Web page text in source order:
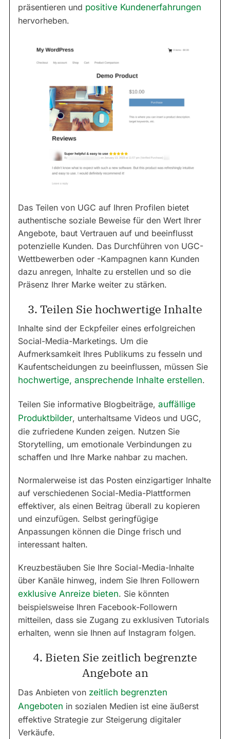
präsentieren und positive Kundenerfahrungen
hervorheben.
Das Teilen von UGC auf Ihren Profilen bietet
authentische soziale Beweise für den Wert Ihrer
Angebote, baut Vertrauen auf und beeinflusst
potenzielle Kunden. Das Durchführen von UGC-
Wettbewerben oder -Kampagnen kann Kunden
dazu anregen, Inhalte zu erstellen und so die
Präsenz Ihrer Marke weiter zu stärken.
3. Teilen Sie hochwertige Inhalte
Inhalte sind der Eckpfeiler eines erfolgreichen
Social-Media-Marketings. Um die
Aufmerksamkeit Ihres Publikums zu fesseln und
Kaufentscheidungen zu beeinflussen, müssen Sie
hochwertige, ansprechende Inhalte erstellen.
Teilen Sie informative Blogbeiträge, auffällige
Produktbilder, unterhaltsame Videos und UGC,
die zufriedene Kunden zeigen. Nutzen Sie
Storytelling, um emotionale Verbindungen zu
schaffen und Ihre Marke nahbar zu machen.
Normalerweise ist das Posten einzigartiger Inhalte
auf verschiedenen Social-Media-Plattformen
effektiver, als einen Beitrag überall zu kopieren
und einzufügen. Selbst geringfügige
Anpassungen können die Dinge frisch und
interessant halten.
Kreuzbestäuben Sie Ihre Social-Media-Inhalte
über Kanäle hinweg, indem Sie Ihren Followern
exklusive Anreize bieten. Sie könnten
beispielsweise Ihren Facebook-Followern
mitteilen, dass sie Zugang zu exklusiven Tutorials
erhalten, wenn sie Ihnen auf Instagram folgen.
4. Bieten Sie zeitlich begrenzte
Angebote an
Das Anbieten von zeitlich begrenzten
Angeboten in sozialen Medien ist eine äußerst
effektive Strategie zur Steigerung digitaler
Verkäufe.